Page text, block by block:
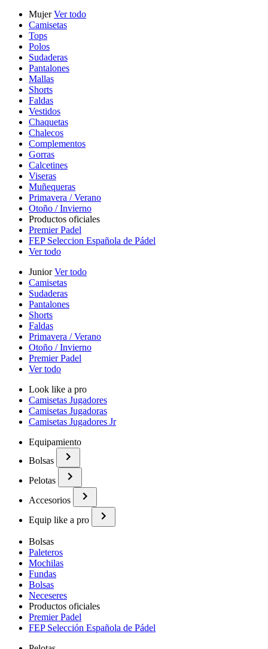
MujerVer todo
Camisetas
Tops
Polos
Sudaderas
Pantalones
Mallas
Shorts
Faldas
Vestidos
Chaquetas
Chalecos
Complementos
Gorras
Calcetines
Viseras
Muñequeras
Primavera / Verano
Otoño / Invierno
Productos oficiales
Premier Padel
FEP Seleccion Española de Pádel
Ver todo
JuniorVer todo
Camisetas
Sudaderas
Pantalones
Shorts
Faldas
Primavera / Verano
Otoño / Invierno
Premier Padel
Ver todo
Look like a pro
Camisetas Jugadores
Camisetas Jugadoras
Camisetas Jugadores Jr
Equipamiento
Bolsas
Pelotas
Accesorios
Equip like a pro
Bolsas
Paleteros
Mochilas
Fundas
Bolsas
Neceseres
Productos oficiales
Premier Padel
FEP Selección Española de Pádel